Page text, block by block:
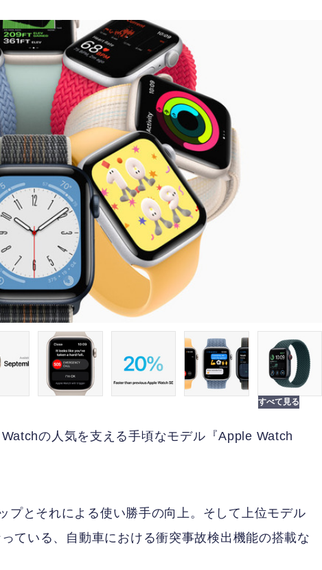
の人気を支える手頃なモデル『Apple Watch
プとそれによる使い勝手の向上。そして上位モデル
ている、自動車における衝突事故検出機能の搭載な